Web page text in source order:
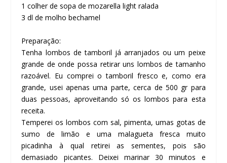
1 colher de sopa de mozarella light ralada
3 dl de molho bechamel
Preparação:
Tenha lombos de tamboril já arranjados ou um peixe
grande de onde possa retirar uns lombos de tamanho
razoável. Eu comprei o tamboril fresco e, como era
grande, usei apenas uma parte, cerca de 500 gr para
duas pessoas, aproveitando só os lombos para esta
receita.
Temperei os lombos com sal, pimenta, umas gotas de
sumo de limão e uma malagueta fresca muito
picadinha à qual retirei as sementes, pois são
demasiado picantes. Deixei marinar 30 minutos e